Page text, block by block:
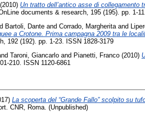
(2010) Un tratto dell’antico asse di collegamento
documents & research, 195 (195). pp. 1-
Bartoli, Dante and Corrado, Margherita and
a Crotone. Prima campagna 2009 tra le
192 (192). pp. 1-23. ISSN 1828-3179
Taroni, Giancarlo and Pianetti, Franco (2010)
210. ISSN 1120-6861
La scoperta del “Grande Fallo” scolpito su
CNR, Roma. (Unpublished)